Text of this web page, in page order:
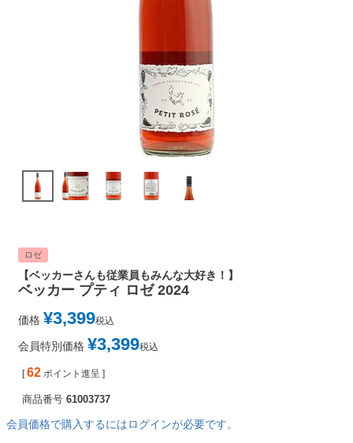
ロゼ
【ベッカーさんも従業員もみんな大好き！】
ベッカー プティ ロゼ 2024
価格 ¥3,399税込
会員特別価格 ¥3,399税込
[ 62 ポイント進呈 ]
商品番号 61003737
会員価格で購入するにはログインが必要です。